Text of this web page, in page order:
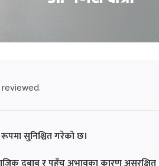
reviewed.
सुनिश्चित गरेको छ।